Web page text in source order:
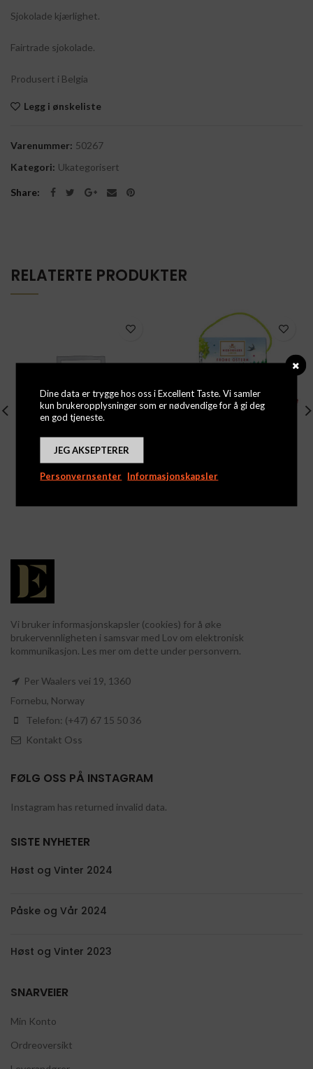
Sjokolade kjærlighet.
Fairtrade sjokolade.
Produsert i Belgia
Legg i ønskeliste
Varenummer: 50267
Kategori: Ukategorisert
Share
RELATERTE PRODUKTER
Lollipop Love Heart
Logg inn for å se priser
marsipanegg 85g
Vi bruker informasjonskapsler (cookies) for å øke
brukervennligheten i samsvar med Lov om elektronisk
kommunikasjon. Les mer om dette under personvern.
Per Waalers vei 19, 1360
Fornebu, Norway
Telefon: (+47) 67 15 50 36
Kontakt Oss
FØLG OSS PÅ INSTAGRAM
Instagram has returned invalid data.
SISTE NYHETER
Høst og Vinter 2024
Påske og Vår 2024
Høst og Vinter 2023
SNARVEIER
Min Konto
Ordreoversikt
Dine data er trygge hos oss i Excellent Taste. Vi samler
kun brukeropplysninger som er nødvendige for å gi deg
en god tjeneste.
JEG AKSEPTERER
Personvernsenter Informasjonskapsler